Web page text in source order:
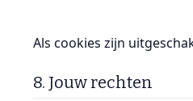
Als cookies zijn
8. Jouw rechten